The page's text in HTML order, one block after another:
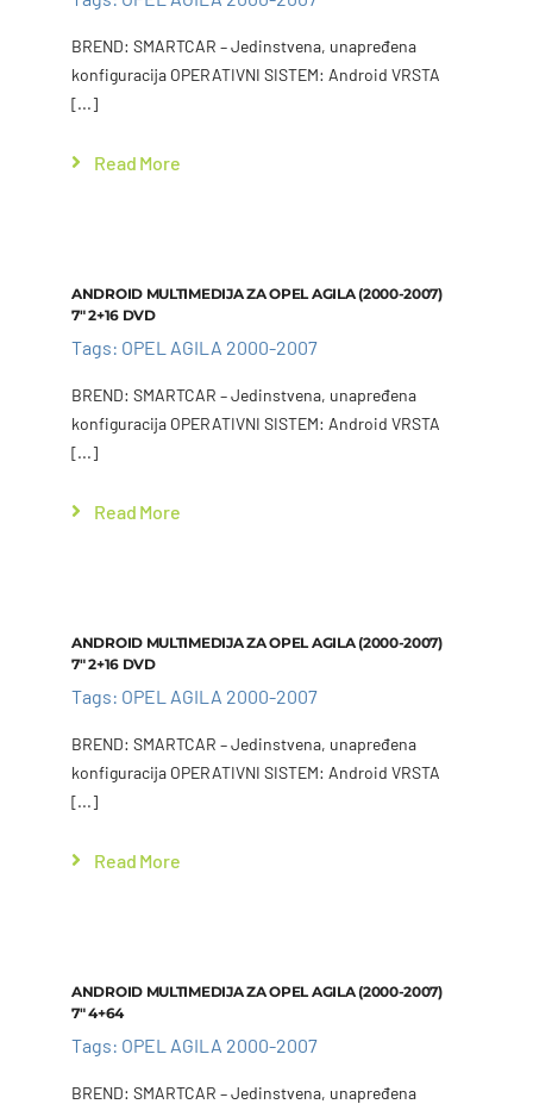
BREND: SMARTCAR – Jedinstvena, unapređena
konfiguracija OPERATIVNI SISTEM: Android VRSTA
[...]
Read More
ANDROID MULTIMEDIJA ZA OPEL AGILA (2000-2007)
7″ 2+16 DVD
Tags: OPEL AGILA 2000-2007
BREND: SMARTCAR – Jedinstvena, unapređena
konfiguracija OPERATIVNI SISTEM: Android VRSTA
[...]
Read More
ANDROID MULTIMEDIJA ZA OPEL AGILA (2000-2007)
7″ 2+16 DVD
Tags: OPEL AGILA 2000-2007
BREND: SMARTCAR – Jedinstvena, unapređena
konfiguracija OPERATIVNI SISTEM: Android VRSTA
[...]
Read More
ANDROID MULTIMEDIJA ZA OPEL AGILA (2000-2007)
7″ 4+64
Tags: OPEL AGILA 2000-2007
BREND: SMARTCAR – Jedinstvena, unapređena